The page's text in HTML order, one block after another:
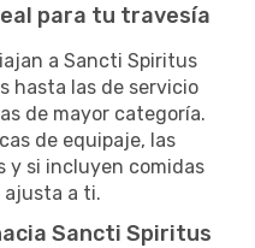
para tu travesía
a Sancti Spiritus
hasta las de servicio
de mayor categoría.
de equipaje, las
y si incluyen comidas
ajusta a ti.
Sancti Spiritus